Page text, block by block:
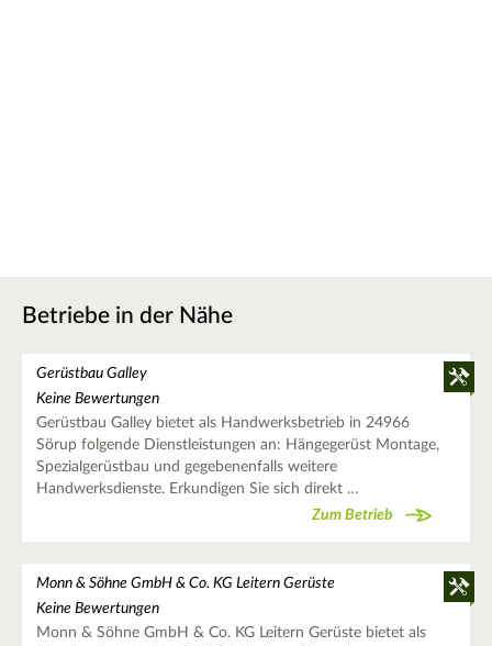
Betriebe in der Nähe
Gerüstbau Galley
Keine Bewertungen
Gerüstbau Galley bietet als Handwerksbetrieb in 24966
Sörup folgende Dienstleistungen an: Hängegerüst Montage,
Spezialgerüstbau und gegebenenfalls weitere
Handwerksdienste. Erkundigen Sie sich direkt …
Zum Betrieb
Monn & Söhne GmbH & Co. KG Leitern Gerüste
Keine Bewertungen
Monn & Söhne GmbH & Co. KG Leitern Gerüste bietet als